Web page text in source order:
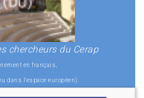
chercheurs du Cerap
en français,
dans l'espace européen)